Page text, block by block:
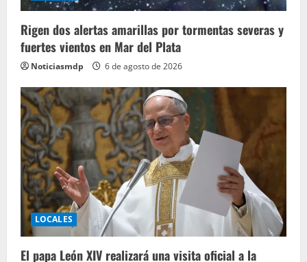
Rigen dos alertas amarillas por tormentas severas y
fuertes vientos en Mar del Plata
Noticiasmdp 6 de agosto de 2026
LOCALES
El papa León XIV realizará una visita oficial a la